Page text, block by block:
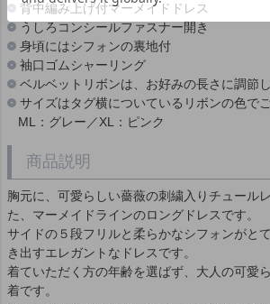
背中編み上げ付マーメイドドレス
うしろコンシールファスナー開き
身頃にはシフォンの裏地付
袖口ゴムシャーリング
ベルベットリボンは、お好みの長さに調節
サイズはタグ横についているリボンの色で
ML：グレー／XL：ピンク
商品説明
胸元に、可愛らしい薔薇の刺繍入りチュール
た、マーメイドラインのロングドレスです。
サイドの５段フリルと柔らかなシフォンがと
き出すエレガントなドレスです。
着ていただく方の年齢を選ばず、大人の可愛
着です。